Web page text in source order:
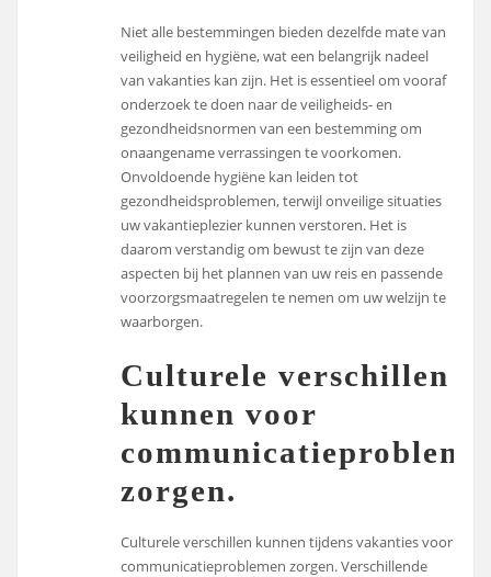
Niet alle bestemmingen bieden dezelfde mate van
veiligheid en hygiëne, wat een belangrijk nadeel
van vakanties kan zijn. Het is essentieel om vooraf
onderzoek te doen naar de veiligheids- en
gezondheidsnormen van een bestemming om
onaangename verrassingen te voorkomen.
Onvoldoende hygiëne kan leiden tot
gezondheidsproblemen, terwijl onveilige situaties
uw vakantieplezier kunnen verstoren. Het is
daarom verstandig om bewust te zijn van deze
aspecten bij het plannen van uw reis en passende
voorzorgsmaatregelen te nemen om uw welzijn te
waarborgen.
Culturele verschillen
kunnen voor
zorgen.
Culturele verschillen kunnen tijdens vakanties voor
communicatieproblemen zorgen. Verschillende